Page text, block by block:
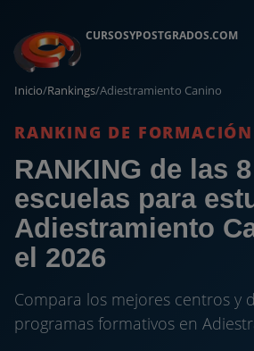
CURSOSYPOSTGRADOS.COM
Inicio/Rankings/Adiestramiento Canino
RANKING DE
RANKING de las
escuelas para
Adiestramiento
el 2026
Compara los mejores centros y
programas formativos en